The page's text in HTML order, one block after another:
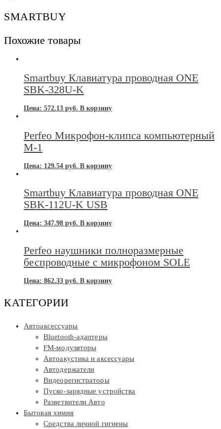
SMARTBUY
Похожие товары
Smartbuy Клавиатура проводная ONE
SBK-328U-K
Цена: 572.13 руб. В корзину
Perfeo Микрофон-клипса компьютерный
М-1
Цена: 129.54 руб. В корзину
Smartbuy Клавиатура проводная ONE
SBK-112U-K USB
Цена: 347.98 руб. В корзину
Perfeo наушники полноразмерные
беспроводные с микрофоном SOLE
Цена: 862.33 руб. В корзину
КАТЕГОРИИ
Автоаксессуары
Bluetooth-адаптеры
FM-модуляторы
Автоакустика и аксессуары
Автодержатели
Видеорегистраторы
Пуско-зарядные устройства
Разветвители Авто
Бытовая химия
Средства личной гигиены